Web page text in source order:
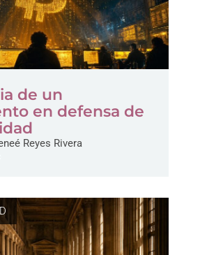
de un
en defensa de
Reyes Rivera